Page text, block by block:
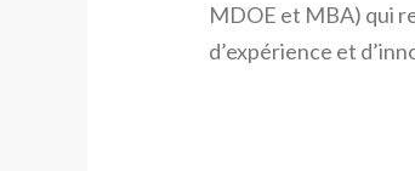
MDOE et MBA) qui
d’expérience et